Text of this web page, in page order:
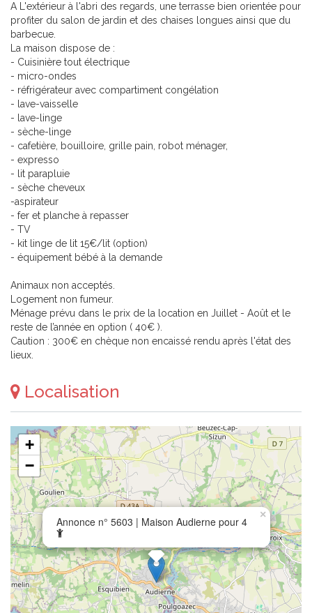
A L'extérieur à l'abri des regards, une terrasse bien orientée pour
profiter du salon de jardin et des chaises longues ainsi que du
barbecue.
La maison dispose de :
- Cuisinière tout électrique
- micro-ondes
- réfrigérateur avec compartiment congélation
- lave-vaisselle
- lave-linge
- sèche-linge
- cafetière, bouilloire, grille pain, robot ménager,
- expresso
- lit parapluie
- sèche cheveux
-aspirateur
- fer et planche à repasser
- TV
- kit linge de lit 15€/lit (option)
- équipement bébé à la demande
Animaux non acceptés.
Logement non fumeur.
Ménage prévu dans le prix de la location en Juillet - Août et le
reste de l’année en option ( 40€ ).
Caution : 300€ en chèque non encaissé rendu après l'état des
lieux.
Localisation
Annonce n° 5603 | Maison Audierne pour 4
×
+
−